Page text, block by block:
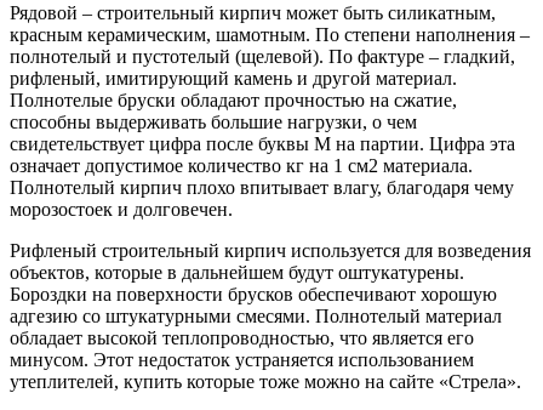
Рядовой – строительный кирпич может быть силикатным,
красным керамическим, шамотным. По степени наполнения –
полнотелый и пустотелый (щелевой). По фактуре – гладкий,
рифленый, имитирующий камень и другой материал.
Полнотелые бруски обладают прочностью на сжатие,
способны выдерживать большие нагрузки, о чем
свидетельствует цифра после буквы М на партии. Цифра эта
означает допустимое количество кг на 1 см2 материала.
Полнотелый кирпич плохо впитывает влагу, благодаря чему
морозостоек и долговечен.
Рифленый строительный кирпич используется для возведения
объектов, которые в дальнейшем будут оштукатурены.
Бороздки на поверхности брусков обеспечивают хорошую
адгезию со штукатурными смесями. Полнотелый материал
обладает высокой теплопроводностью, что является его
минусом. Этот недостаток устраняется использованием
утеплителей, купить которые тоже можно на сайте «Стрела».